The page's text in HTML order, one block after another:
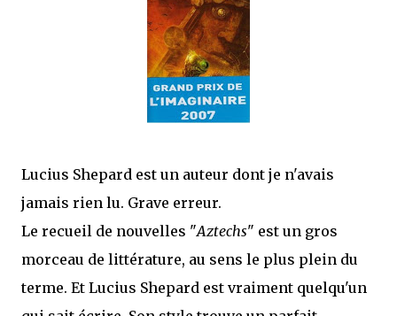
que Thomas connaissait et appréciait Olivier. Marlowe découvre une ville qu’il
ne connaissait pas, habitée par la méfiance, la peur et le rigorisme de la Ligue,
une ville pleine de mystères et de vieilles rancœurs. La Dame d...
Lucius Shepard est un auteur dont je n'avais
jamais rien lu. Grave erreur.
Le recueil de nouvelles "Aztechs" est un gros
morceau de littérature, au sens le plus plein du
terme. Et Lucius Shepard est vraiment quelqu'un